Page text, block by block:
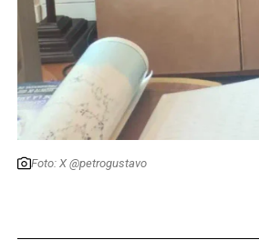
Foto: X @petrogustavo